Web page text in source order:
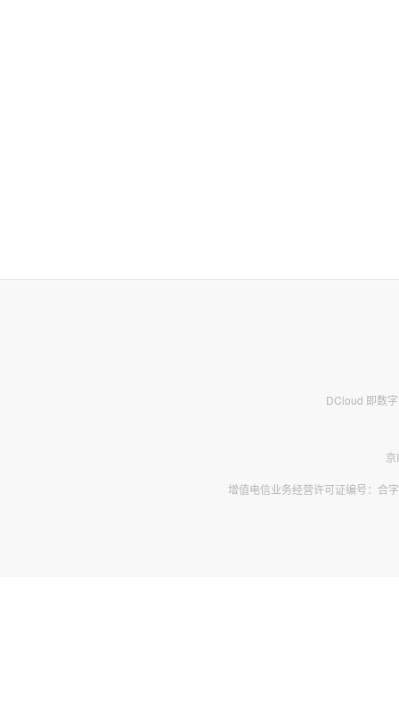
DCloud 即数
增值电信业务经营许可证编号：合